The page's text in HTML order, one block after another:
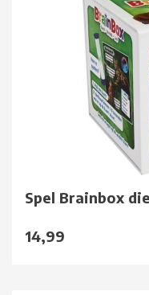
Spel Brainbox
14,99